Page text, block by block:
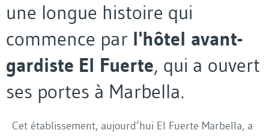
une longue histoire qui
commence par l'hôtel avant-
gardiste El Fuerte, qui a ouvert
ses portes à Marbella.
Cet établissement, aujourd’hui El Fuerte Marbella, a